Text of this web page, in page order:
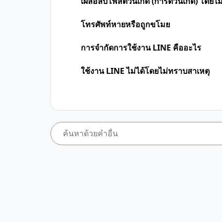
โทรศัพท์หายหรือถูกขโมย
การจำกัดการใช้งาน LINE คืออะไร
ใช้งาน LINE ไม่ได้โดยไม่ทราบสาเหตุ